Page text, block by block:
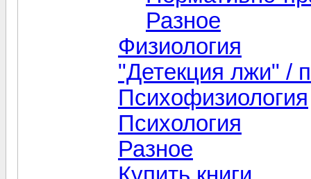
Разное
Физиология
"Детекция лжи" /
Психофизиология
Психология
Разное